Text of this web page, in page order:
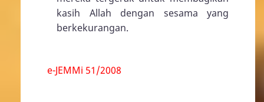
kasih Allah dengan sesama yang
berkekurangan.
e-JEMMi 51/2008